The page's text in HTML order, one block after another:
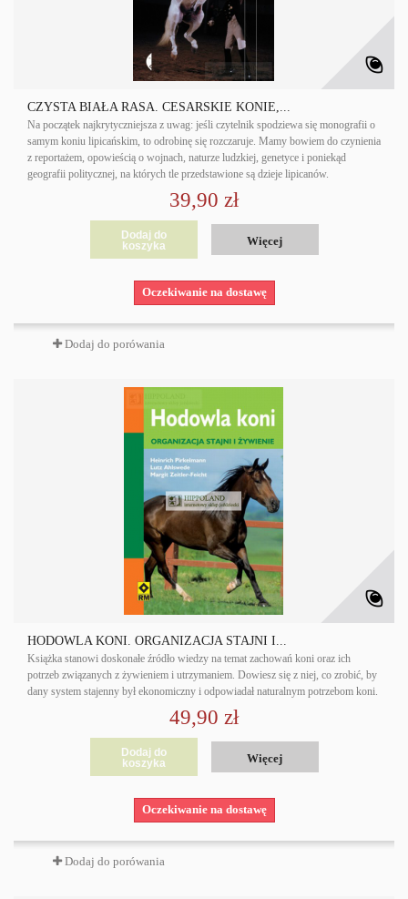
CZYSTA BIAŁA RASA. CESARSKIE KONIE,...
Na początek najkrytyczniejsza z uwag: jeśli czytelnik spodziewa się monografii o
samym koniu lipicańskim, to odrobinę się rozczaruje. Mamy bowiem do czynienia
z reportażem, opowieścią o wojnach, naturze ludzkiej, genetyce i poniekąd
geografii politycznej, na których tle przedstawione są dzieje lipicanów.
39,90 zł
Dodaj do
koszyka
Więcej
Oczekiwanie na dostawę
Dodaj do porówania
HODOWLA KONI. ORGANIZACJA STAJNI I...
Książka stanowi doskonałe źródło wiedzy na temat zachowań koni oraz ich
potrzeb związanych z żywieniem i utrzymaniem. Dowiesz się z niej, co zrobić, by
dany system stajenny był ekonomiczny i odpowiadał naturalnym potrzebom koni.
49,90 zł
Dodaj do
koszyka
Więcej
Oczekiwanie na dostawę
Dodaj do porówania